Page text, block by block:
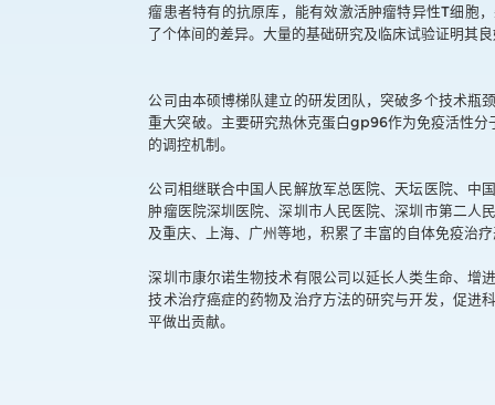
瘤患者特有的抗原库，能有效激活肿瘤特异性T细胞
了个体间的差异。大量的基础研究及临床试验证明其
公司由本硕博梯队建立的研发团队，突破多个技术瓶
重大突破。主要研究热休克蛋白gp96作为免疫活性分
的调控机制。
公司相继联合中国人民解放军总医院、天坛医院、中
肿瘤医院深圳医院、深圳市人民医院、深圳市第二人
及重庆、上海、广州等地，积累了丰富的自体免疫治
深圳市康尔诺生物技术有限公司以延长人类生命、增
技术治疗癌症的药物及治疗方法的研究与开发，促进
平做出贡献。